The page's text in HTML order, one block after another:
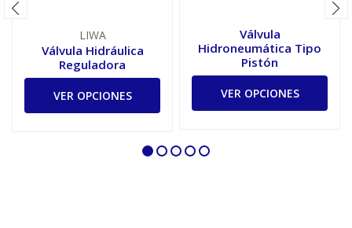
LIWA
Válvula Hidráulica
Reguladora
VER OPCIONES
Válvula
Hidroneumática Tipo
Pistón
VER OPCIONES